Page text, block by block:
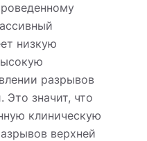
низкую
разрывов
Это значит, что
клиническую
верхней